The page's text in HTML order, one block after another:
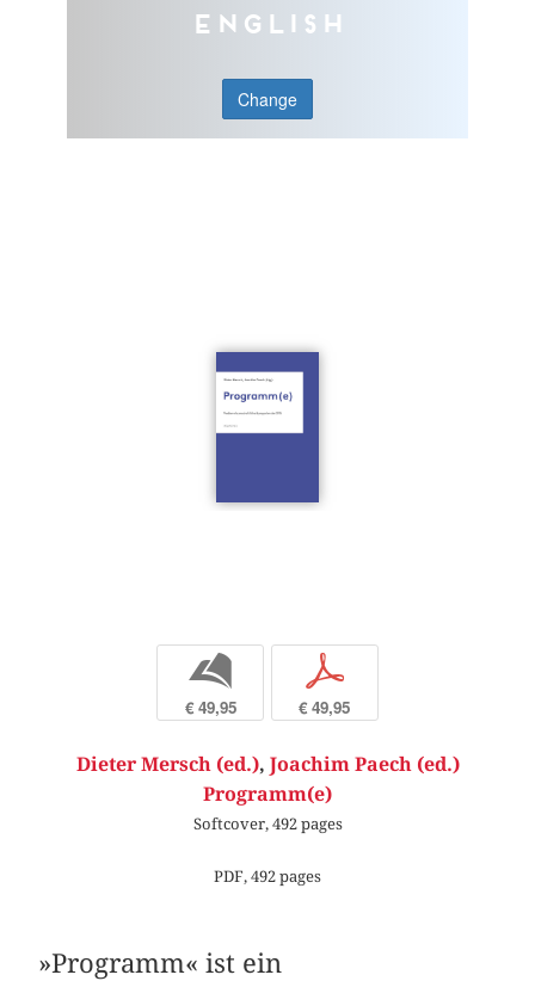
English
Change
b
€ 49,95
p
€ 49,95
Dieter Mersch (ed.), Joachim Paech (ed.)
Programm(e)
Softcover, 492 pages
PDF, 492 pages
»Programm« ist ein